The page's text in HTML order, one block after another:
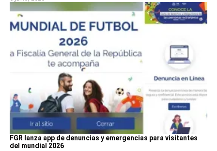
FGR lanza app de denuncias y emergencias para visitantes
del mundial 2026